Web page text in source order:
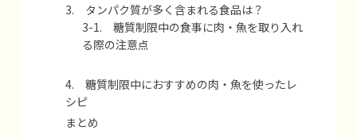
3. タンパク質が多く含まれる食品は？
3-1. 糖質制限中の食事に肉・魚を取り入れ
る際の注意点
4. 糖質制限中におすすめの肉・魚を使ったレ
シピ
まとめ